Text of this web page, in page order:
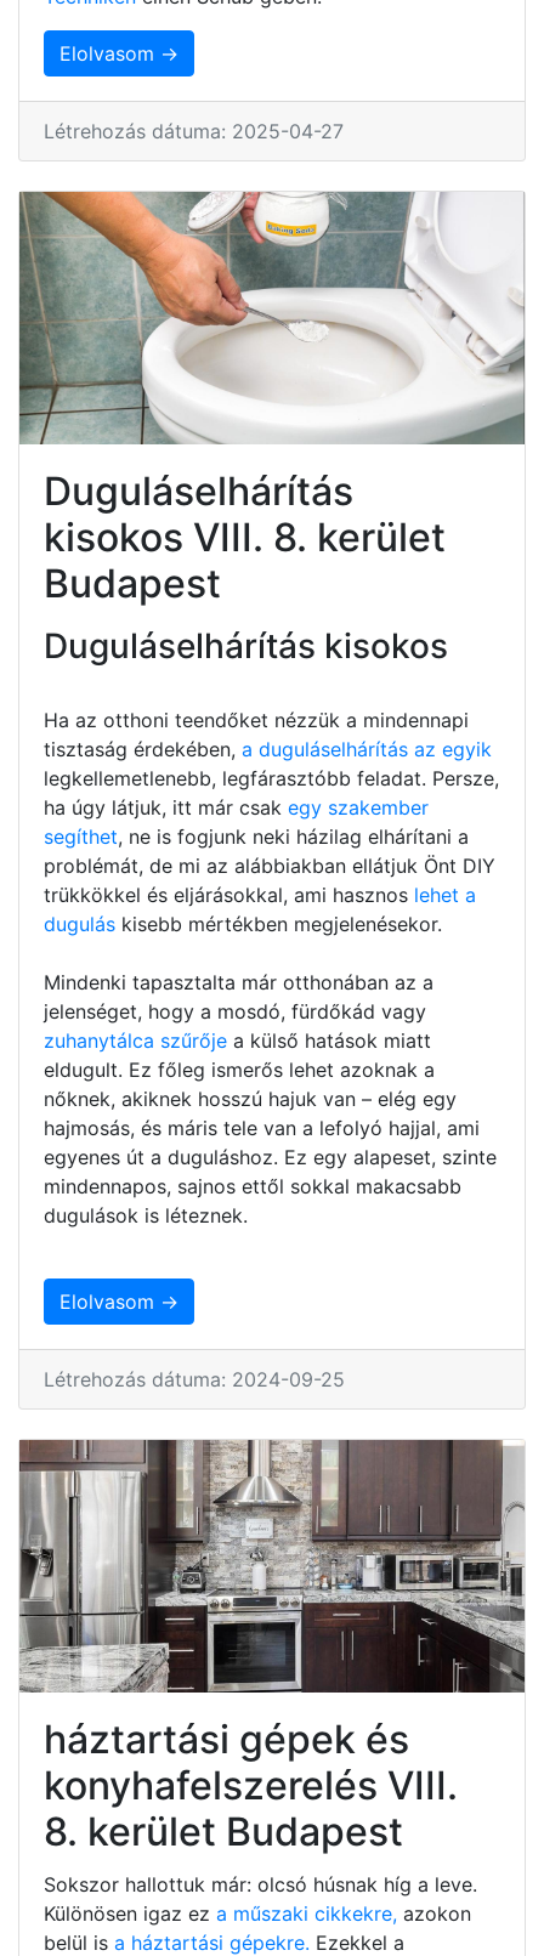
Elolvasom →
Létrehozás dátuma: 2025-04-27
Duguláselhárítás
kisokos VIII. 8. kerület
Budapest
Duguláselhárítás kisokos
Ha az otthoni teendőket nézzük a mindennapi
tisztaság érdekében, a duguláselhárítás az egyik
legkellemetlenebb, legfárasztóbb feladat. Persze,
ha úgy látjuk, itt már csak egy szakember
segíthet, ne is fogjunk neki házilag elhárítani a
problémát, de mi az alábbiakban ellátjuk Önt DIY
trükkökkel és eljárásokkal, ami hasznos lehet a
dugulás kisebb mértékben megjelenésekor.
Mindenki tapasztalta már otthonában az a
jelenséget, hogy a mosdó, fürdőkád vagy
zuhanytálca szűrője a külső hatások miatt
eldugult. Ez főleg ismerős lehet azoknak a
nőknek, akiknek hosszú hajuk van – elég egy
hajmosás, és máris tele van a lefolyó hajjal, ami
egyenes út a duguláshoz. Ez egy alapeset, szinte
mindennapos, sajnos ettől sokkal makacsabb
dugulások is léteznek.
Elolvasom →
Létrehozás dátuma: 2024-09-25
háztartási gépek és
konyhafelszerelés VIII.
8. kerület Budapest
Sokszor hallottuk már: olcsó húsnak híg a leve.
Különösen igaz ez a műszaki cikkekre, azokon
belül is a háztartási gépekre. Ezekkel a